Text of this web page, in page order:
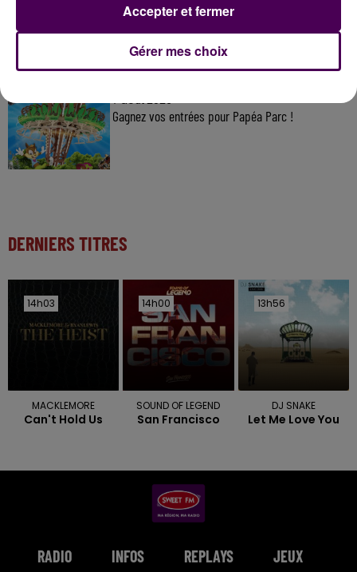
11 juillet 2026
Inscrivez-vous au casting The Voice & The Voice
Kids !
7 août 2026
Gagnez vos entrées pour Papéa Parc !
DERNIERS TITRES
14h03
14h03
MACKLEMORE
Can't Hold Us
14h00
14h00
SOUND OF LEGEND
San Francisco
13h56
13h56
DJ SNAKE
Let Me Love You
RADIO INFOS REPLAYS JEUX
Gérer mes choix
Accepter et fermer